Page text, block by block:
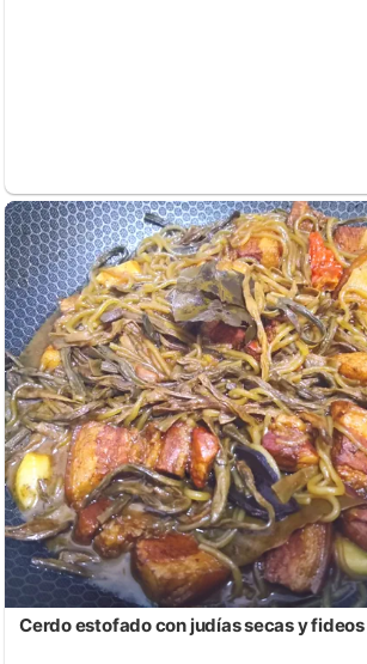
Cerdo estofado con judías secas y